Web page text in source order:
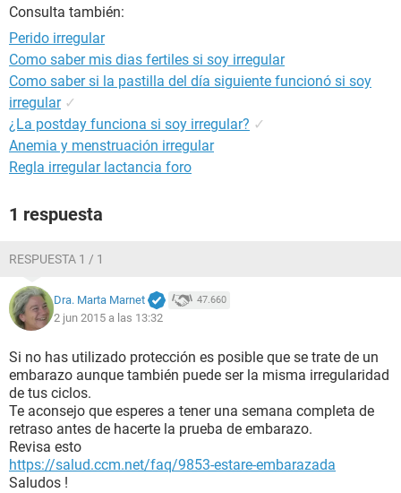
Consulta también:
Perido irregular
Como saber mis dias fertiles si soy irregular
Como saber si la pastilla del día siguiente funcionó si soy
irregular ✓
¿La postday funciona si soy irregular? ✓
Anemia y menstruación irregular
Regla irregular lactancia foro
1 respuesta
RESPUESTA 1 / 1
Dra. Marta Marnet 47.660
2 jun 2015 a las 13:32
Si no has utilizado protección es posible que se trate de un
embarazo aunque también puede ser la misma irregularidad
de tus ciclos.
Te aconsejo que esperes a tener una semana completa de
retraso antes de hacerte la prueba de embarazo.
Revisa esto
https://salud.ccm.net/faq/9853-estare-embarazada
Saludos !